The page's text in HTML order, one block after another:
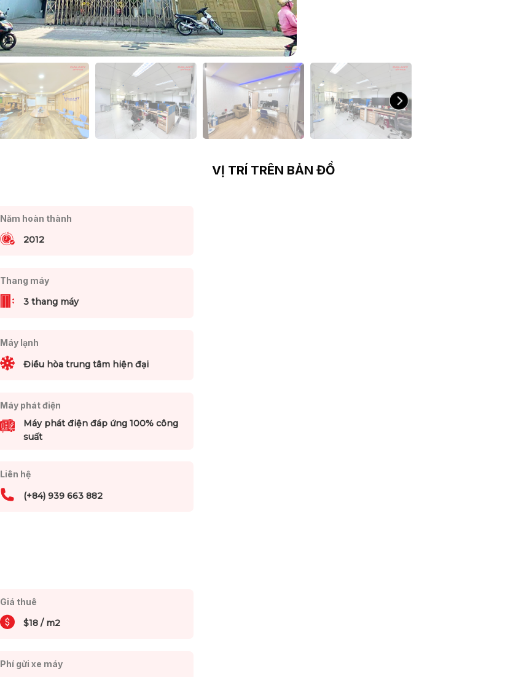
Năm hoàn thành
2012
Thang máy
3 thang máy
Máy lạnh
Điều hòa trung tâm hiện đại
Máy phát điện
Máy phát điện đáp ứng 100% công
suất
Liên hệ
(+84) 939 663 882
Giá thuê
$18 / m2
Phí gửi xe máy
VỊ TRÍ TRÊN BẢN ĐỒ